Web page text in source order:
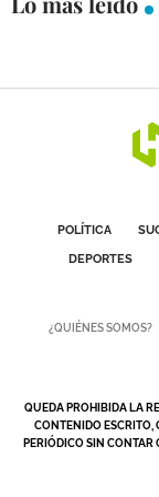
POLÍTICA
DEPORTES
¿QUIÉNES SOMOS?
QUEDA PROHIBIDA LA
CONTENIDO ESCRITO,
PERIÓDICO SIN